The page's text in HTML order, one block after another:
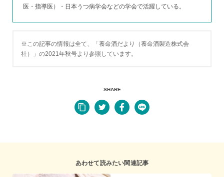
医・指導医）・日本うつ病学会などの学会で活躍している。
※この記事の情報は全て、「養命酒だより（養命酒製造株式会
社）」の2021年秋号より参照しています。
SHARE
あわせて読みたい関連記事